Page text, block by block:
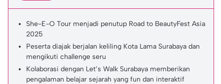
She-E-O Tour menjadi penutup Road to BeautyFest Asia
2025
Peserta diajak berjalan keliling Kota Lama Surabaya dan
mengikuti challenge seru
Kolaborasi dengan Let’s Walk Surabaya memberikan
pengalaman belajar sejarah yang fun dan interaktif